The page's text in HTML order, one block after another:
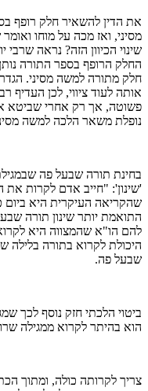
את הדין להשאיר חלק רופף
מסיני, ואז מכה על מוחו
שינוי הכיוון הזה? נראה
החלק הרופף בספר התורה
חלק מתורה למשה מסיני.
אותה לעוד ציווי, לכן העדיף
פשוטה, אך רק אחרי שביטא
נופלת משאר הלכה למשה
בחינת תורה שבעל פה
'שינון': "חייב אדם לקרות את
שהקריאה העיקרית היא ביום
התואמת יותר שינון תורה
להם הו"א שהמצווה היא
היכולת לקרוא בתורה בלילה
שבעל פה.
ביטוי הלכתי חזק נוסף לכך
הוא בהיתר לקרוא ממגילה
צריך לקרותה כולה, ומתוך